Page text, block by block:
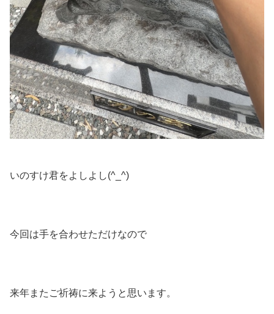
いのすけ君をよしよし(^_^)
今回は手を合わせただけなので
来年またご祈祷に来ようと思います。